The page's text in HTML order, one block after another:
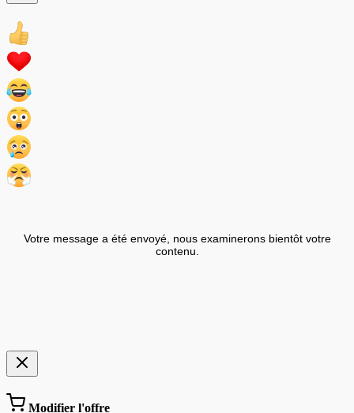
Votre message a été envoyé, nous examinerons bientôt votre
contenu.
Modifier l'offre